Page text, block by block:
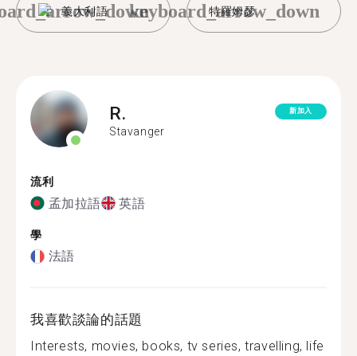
義大利語 特羅姆瑟
keyboard_arrow_down
R.
Stavanger
新加入
流利
孟加拉語 英語
學
法語
我喜歡談論的話題
Interests, movies, books, tv series, travelling, life